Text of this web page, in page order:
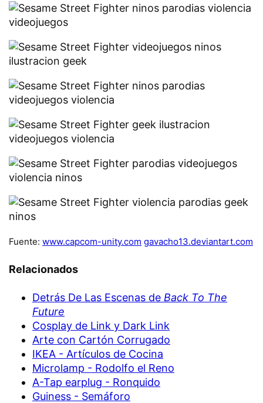
Fuente: www.capcom-unity.com gavacho13.deviantart.com
Relacionados
Detrás De Las Escenas de Back To The
Future
Cosplay de Link y Dark Link
Arte con Cartón Corrugado
IKEA - Artículos de Cocina
Microlamp - Rodolfo el Reno
A-Tap earplug - Ronquido
Guiness - Semáforo